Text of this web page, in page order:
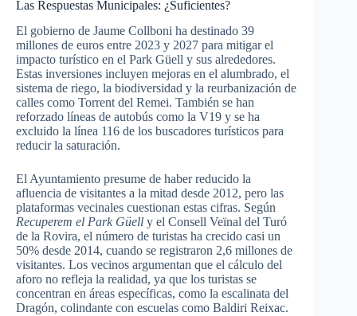
Las Respuestas Municipales: ¿Suficientes?
El gobierno de Jaume Collboni ha destinado 39
millones de euros entre 2023 y 2027 para mitigar el
impacto turístico en el Park Güell y sus alrededores.
Estas inversiones incluyen mejoras en el alumbrado, el
sistema de riego, la biodiversidad y la reurbanización de
calles como Torrent del Remei. También se han
reforzado líneas de autobús como la V19 y se ha
excluido la línea 116 de los buscadores turísticos para
reducir la saturación.
El Ayuntamiento presume de haber reducido la
afluencia de visitantes a la mitad desde 2012, pero las
plataformas vecinales cuestionan estas cifras. Según
Recuperem el Park Güell y el Consell Veïnal del Turó
de la Rovira, el número de turistas ha crecido casi un
50% desde 2014, cuando se registraron 2,6 millones de
visitantes. Los vecinos argumentan que el cálculo del
aforo no refleja la realidad, ya que los turistas se
concentran en áreas específicas, como la escalinata del
Dragón, colindante con escuelas como Baldiri Reixac.